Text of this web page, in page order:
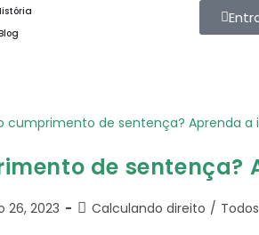
de sentença?
26, 2023 Calculando direito / Todos